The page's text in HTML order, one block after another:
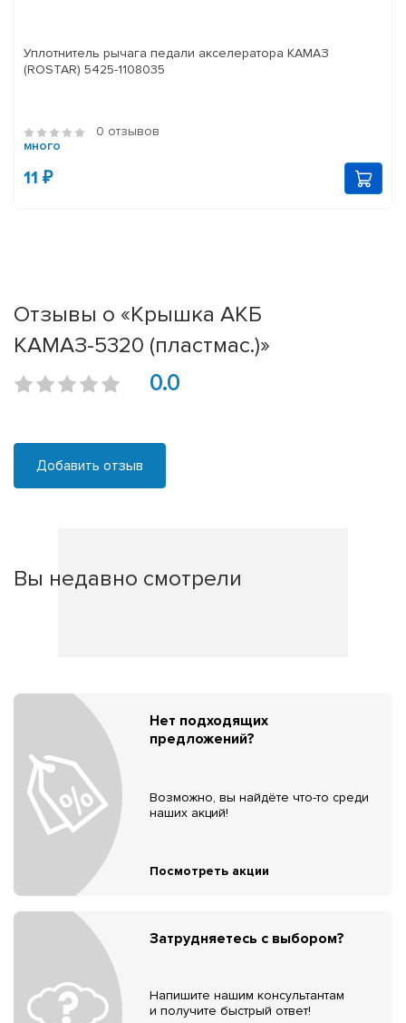
Уплотнитель рычага педали акселератора КАМАЗ
(ROSTAR) 5425-1108035
0 отзывов
много
11 ₽
Отзывы о «Крышка АКБ
КАМАЗ-5320 (пластмас.)»
0.0
Добавить отзыв
Вы недавно смотрели
Нет подходящих
предложений?
Возможно, вы найдёте что-то среди
наших акций!
Посмотреть акции
Затрудняетесь с выбором?
Напишите нашим консультантам
и получите быстрый ответ!